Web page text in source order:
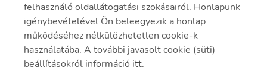
(06-1) 304-2000
felhasználó oldallátogatási szokásairól. Honlapunk
igénybevételével Ön beleegyezik a honlap
működéséhez nélkülözhetetlen cookie-k
használatába. A további javasolt cookie (süti)
beállításokról információ itt.